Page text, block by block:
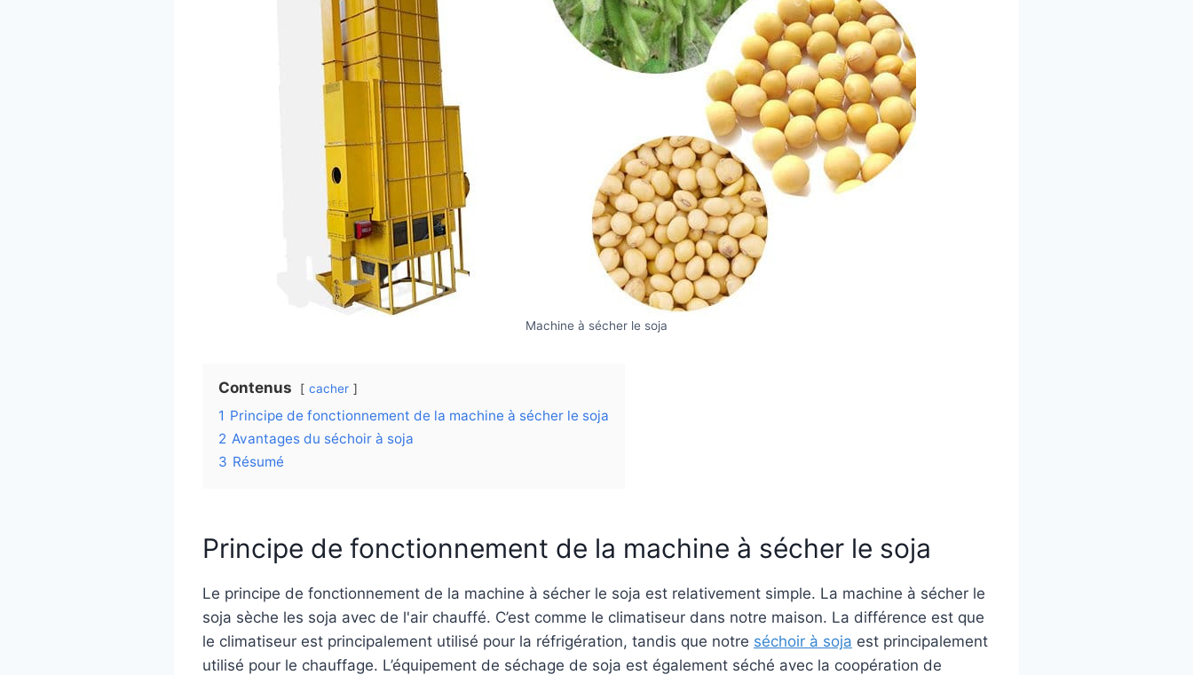
Machine à sécher le soja
Contenus cacher
1 Principe de fonctionnement de la machine à sécher le soja
2 Avantages du séchoir à soja
3 Résumé
Principe de fonctionnement de la machine à sécher le soja
Le principe de fonctionnement de la machine à sécher le soja est relativement simple. La machine à sécher le
soja sèche les soja avec de l'air chauffé. C’est comme le climatiseur dans notre maison. La différence est que
le climatiseur est principalement utilisé pour la réfrigération, tandis que notre séchoir à soja est principalement
utilisé pour le chauffage. L’équipement de séchage de soja est également séché avec la coopération de